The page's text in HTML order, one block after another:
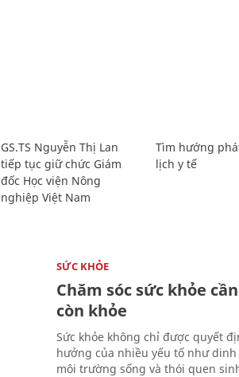
GS.TS Nguyễn Thị Lan
tiếp tục giữ chức Giám
đốc Học viện Nông
nghiệp Việt Nam
Tìm hướng
lịch y tế
SỨC KHỎE
Chăm sóc sức khỏe
còn khỏe
Sức khỏe không chỉ được quyết
hưởng của nhiều yếu tố như
môi trường sống và thói quen